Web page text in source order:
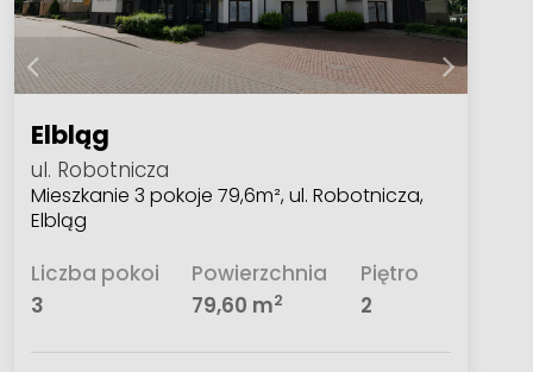
Elbląg
ul. Robotnicza
Mieszkanie 3 pokoje 79,6m², ul. Robotnicza,
Elbląg
Liczba pokoi
3
Powierzchnia
79,60 m2
Piętro
2